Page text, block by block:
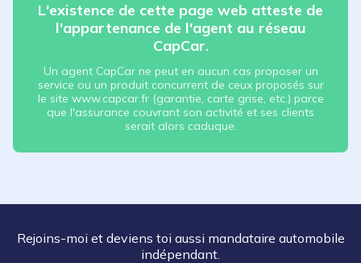
L'existence de cette page web atteste de
l'appartenance de l'agent au réseau
CapCar.
Un agent CapCar ne peut en aucun cas proposer un
service ou un produit concurrent de ceux proposés sur
le site www.capcar.fr (garantie, carte grise, etc.) parce
que l'assurance couvrant son activité et ses clients
serait alors caduque.
Rejoins-moi et deviens toi aussi mandataire automobile
indépendant.